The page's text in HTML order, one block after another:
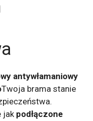
antywłamaniowy
Twoja brama stanie
jak podłączone